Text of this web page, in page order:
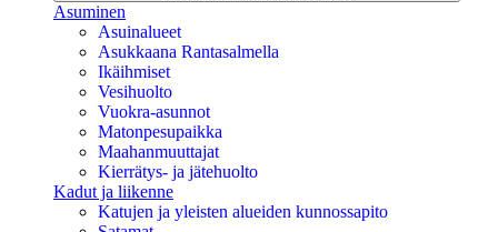
Asuminen
Asuinalueet
Asukkaana Rantasalmella
Ikäihmiset
Vesihuolto
Vuokra-asunnot
Matonpesupaikka
Maahanmuuttajat
Kierrätys- ja jätehuolto
Kadut ja liikenne
Katujen ja yleisten alueiden kunnossapito